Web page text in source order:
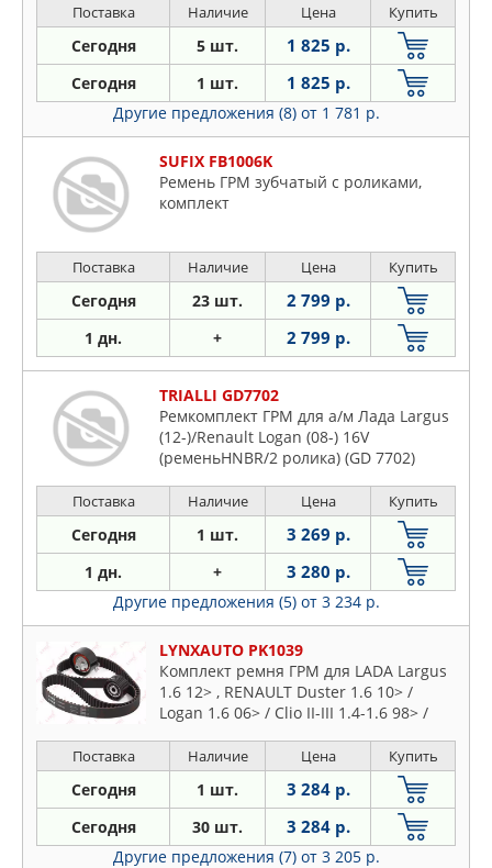
Поставка Наличие Цена Купить
Сегодня 5 шт. 1 825 р.
Сегодня 1 шт. 1 825 р.
Другие предложения (8) от 1 781 р.
SUFIX FB1006K
Ремень ГРМ зубчатый с роликами,
комплект
Поставка Наличие Цена Купить
Сегодня 23 шт. 2 799 р.
1 дн. + 2 799 р.
TRIALLI GD7702
Ремкомплект ГРМ для а/м Лада Largus
(12-)/Renault Logan (08-) 16V
(ременьHNBR/2 ролика) (GD 7702)
Поставка Наличие Цена Купить
Сегодня 1 шт. 3 269 р.
1 дн. + 3 280 р.
Другие предложения (5) от 3 234 р.
LYNXAUTO PK1039
Комплект ремня ГРМ для LADA Largus
1.6 12> , RENAULT Duster 1.6 10> /
Logan 1.6 06> / Clio II-III 1.4-1.6 98> /
Megane I-III 1.4-1.6 99> / Scenic I-II 1.4-
1.6 99>, NISSAN Kubistar 1.6 03> 16V
Поставка Наличие Цена Купить
Сегодня 1 шт. 3 284 р.
Сегодня 30 шт. 3 284 р.
Другие предложения (7) от 3 205 р.